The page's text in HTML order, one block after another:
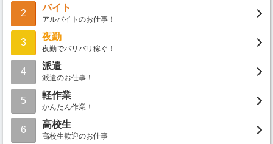
2
バイト
アルバイトのお仕事！
3
夜勤
夜勤でバリバリ稼ぐ！
4
派遣
派遣のお仕事！
5
軽作業
かんたん作業！
6
高校生
高校生歓迎のお仕事